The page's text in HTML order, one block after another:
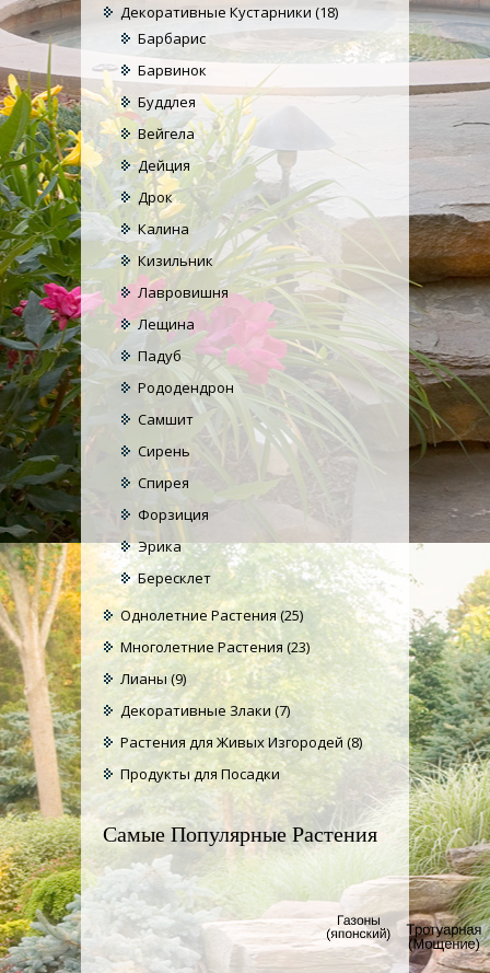
Декоративные Кустарники (18)
Барбарис
Барвинок
Буддлея
Вейгела
Дейция
Дрок
Калина
Кизильник
Лавровишня
Лещина
Падуб
Рододендрон
Самшит
Сирень
Спирея
Форзиция
Эрика
Бересклет
Однолетние Растения(25)
Многолетние Растения(23)
Лианы(9)
Декоративные Злаки (7)
Растения для Живых Изгородей (8)
Продукты для Посадки
Самые Популярные Растения